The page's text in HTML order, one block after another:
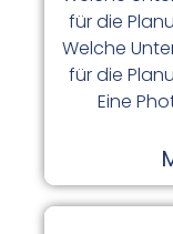
für die
Welche
für die
Eine